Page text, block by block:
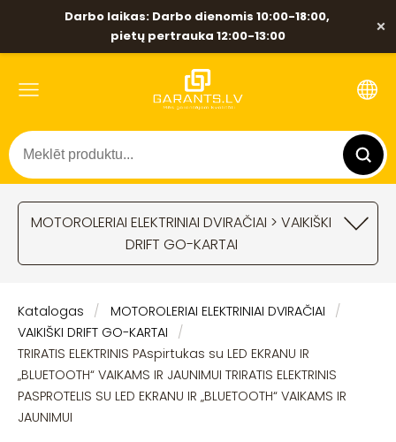
Darbo laikas: Darbo dienomis 10:00-18:00,
pietų pertrauka 12:00-13:00
×
MOTOROLERIAI ELEKTRINIAI DVIRAČIAI > VAIKIŠKI
DRIFT GO-KARTAI
Katalogas
MOTOROLERIAI ELEKTRINIAI DVIRAČIAI
VAIKIŠKI DRIFT GO-KARTAI
TRIRATIS ELEKTRINIS PAspirtukas su LED EKRANU IR
„BLUETOOTH“ VAIKAMS IR JAUNIMUI TRIRATIS ELEKTRINIS
PASPROTELIS SU LED EKRANU IR „BLUETOOTH“ VAIKAMS IR
JAUNIMUI